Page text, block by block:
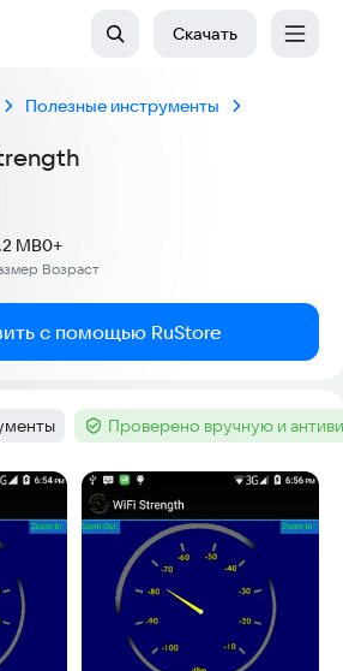
Скачать
Полезные инструменты
MB
Возраст
0+
с помощью RuStore
Тег :Проверено вручную и